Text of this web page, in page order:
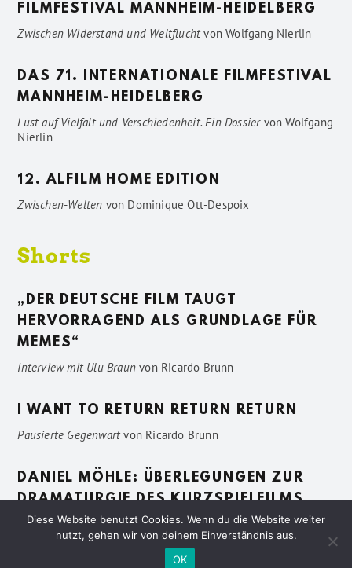
FILMFESTIVAL MANNHEIM-HEIDELBERG
Zwischen Widerstand und WeltfluchtvonWolfgang Nierlin
DAS 71. INTERNATIONALE FILMFESTIVAL
MANNHEIM-HEIDELBERG
Lust auf Vielfalt und Verschiedenheit. Ein DossiervonWolfgang
Nierlin
12. ALFILM HOME EDITION
Zwischen-Welten von Dominique Ott-Despoix
Shorts
„DER DEUTSCHE FILM TAUGT
HERVORRAGEND ALS GRUNDLAGE FÜR
MEMES“
Interview mit Ulu Braun von Ricardo Brunn
I WANT TO RETURN RETURN RETURN
Pausierte Gegenwartvon Ricardo Brunn
DANIEL MÖHLE: ÜBERLEGUNGEN ZUR
DRAMATURGIE DES KURZSPIELFILMS
Vage BeschreibungenvonSven Pötting
Diese Website benutzt Cookies. Wenn du die Website weiter
nutzt, gehen wir von deinem Einverständnis aus.
OK